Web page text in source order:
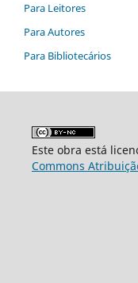
Para Leitores
Para Autores
Para Bibliotecários
Este obra está
Commons